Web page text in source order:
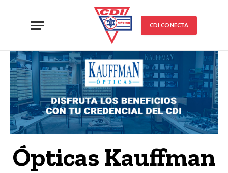
CDI CONECTA
Ópticas Kauffman